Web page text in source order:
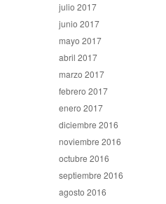
julio 2017
junio 2017
mayo 2017
abril 2017
marzo 2017
febrero 2017
enero 2017
diciembre 2016
noviembre 2016
octubre 2016
septiembre 2016
agosto 2016